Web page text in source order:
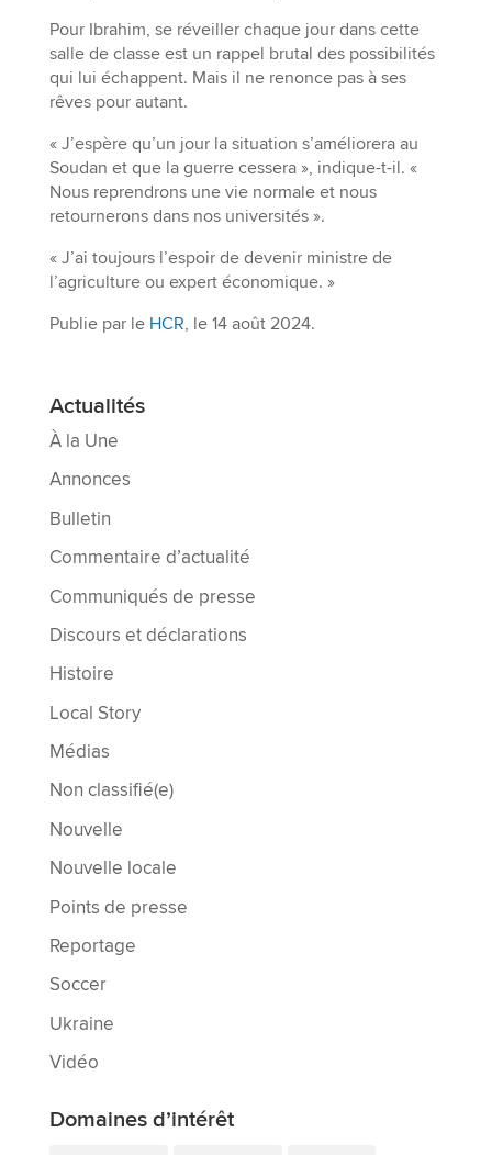
Pour Ibrahim, se réveiller chaque jour dans cette
salle de classe est un rappel brutal des possibilités
qui lui échappent. Mais il ne renonce pas à ses
rêves pour autant.
« J’espère qu’un jour la situation s’améliorera au
Soudan et que la guerre cessera », indique-t-il. «
Nous reprendrons une vie normale et nous
retournerons dans nos universités ».
« J’ai toujours l’espoir de devenir ministre de
l’agriculture ou expert économique. »
Publie par le HCR, le 14 août 2024.
Actualités
À la Une
Annonces
Bulletin
Commentaire d’actualité
Communiqués de presse
Discours et déclarations
Histoire
Local Story
Médias
Non classifié(e)
Nouvelle
Nouvelle locale
Points de presse
Reportage
Soccer
Ukraine
Vidéo
Domaines d’intérêt